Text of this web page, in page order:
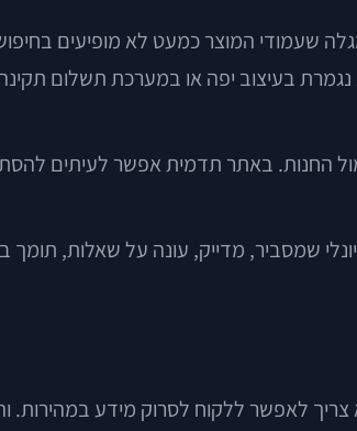
המוצר כמעט לא מופיעים בחיפוש
בעיצוב יפה או במערכת תשלום
החנות. באתר תדמית אפשר לעיתים
לאפשר ללקוח לסרוק מידע במהירות.